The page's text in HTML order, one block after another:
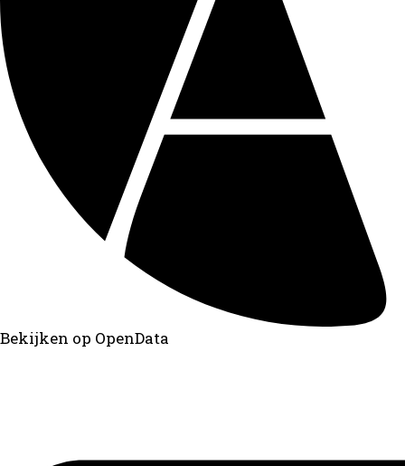
Bekijken op OpenData